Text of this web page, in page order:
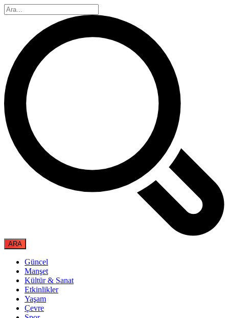
Güncel
Manşet
Kültür & Sanat
Etkinlikler
Yaşam
Çevre